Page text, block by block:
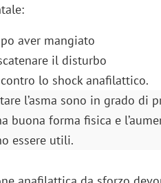
aver mangiato
il disturbo
lo shock anafilattico.
l’asma sono in grado di
buona forma fisica e
essere utili.